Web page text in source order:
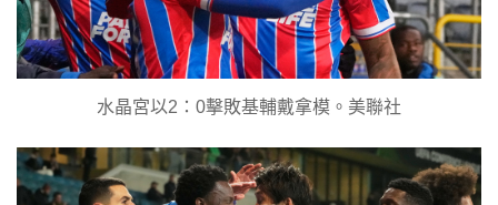
水晶宮以2：0擊敗基輔戴拿模。美聯社